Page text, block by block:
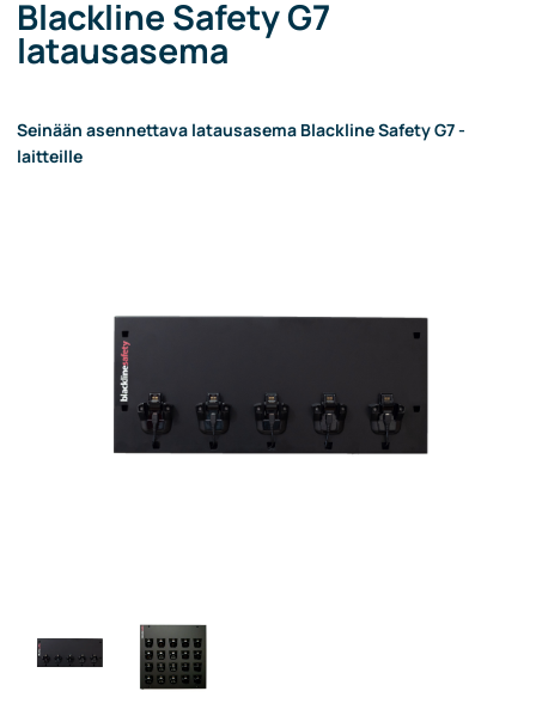
Blackline Safety G7
latausasema
Seinään asennettava latausasema Blackline Safety G7 -
laitteille